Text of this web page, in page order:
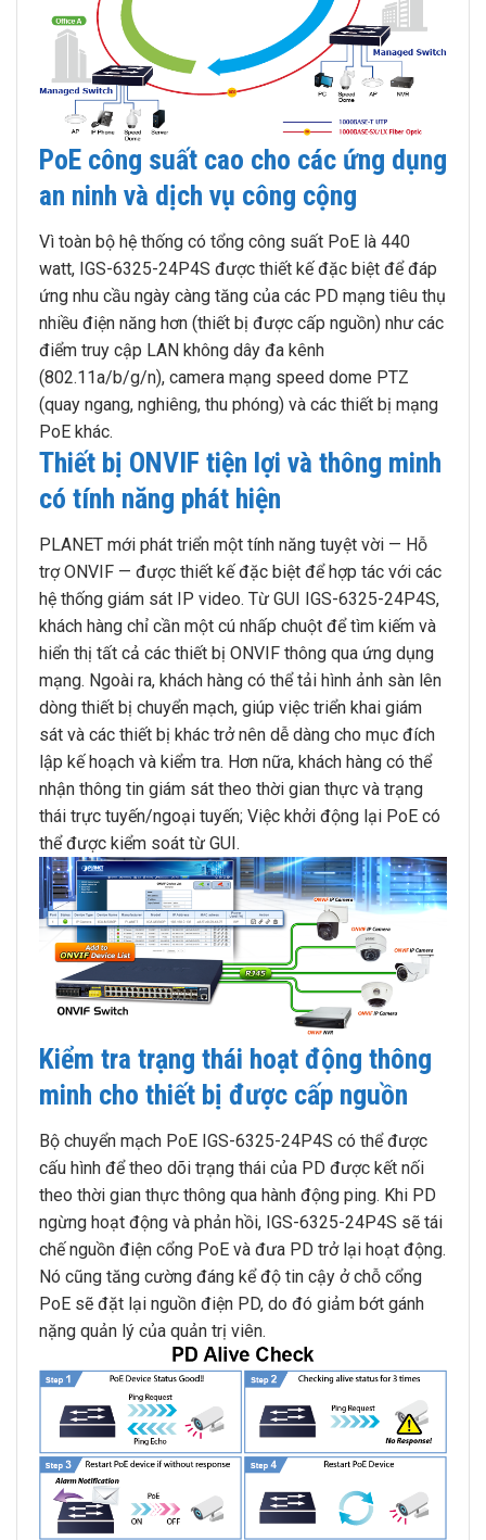
PoE công suất cao cho các ứng dụng
an ninh và dịch vụ công cộng
Vì toàn bộ hệ thống có tổng công suất PoE là 440
watt, IGS-6325-24P4S được thiết kế đặc biệt để đáp
ứng nhu cầu ngày càng tăng của các PD mạng tiêu thụ
nhiều điện năng hơn (thiết bị được cấp nguồn) như các
điểm truy cập LAN không dây đa kênh
(802.11a/b/g/n), camera mạng speed dome PTZ
(quay ngang, nghiêng, thu phóng) và các thiết bị mạng
PoE khác.
Thiết bị ONVIF tiện lợi và thông minh
có tính năng phát hiện
PLANET mới phát triển một tính năng tuyệt vời — Hỗ
trợ ONVIF — được thiết kế đặc biệt để hợp tác với các
hệ thống giám sát IP video. Từ GUI IGS-6325-24P4S,
khách hàng chỉ cần một cú nhấp chuột để tìm kiếm và
hiển thị tất cả các thiết bị ONVIF thông qua ứng dụng
mạng. Ngoài ra, khách hàng có thể tải hình ảnh sàn lên
dòng thiết bị chuyển mạch, giúp việc triển khai giám
sát và các thiết bị khác trở nên dễ dàng cho mục đích
lập kế hoạch và kiểm tra. Hơn nữa, khách hàng có thể
nhận thông tin giám sát theo thời gian thực và trạng
thái trực tuyến/ngoại tuyến; Việc khởi động lại PoE có
thể được kiểm soát từ GUI.
Kiểm tra trạng thái hoạt động thông
minh cho thiết bị được cấp nguồn
Bộ chuyển mạch PoE IGS-6325-24P4S có thể được
cấu hình để theo dõi trạng thái của PD được kết nối
theo thời gian thực thông qua hành động ping. Khi PD
ngừng hoạt động và phản hồi, IGS-6325-24P4S sẽ tái
chế nguồn điện cổng PoE và đưa PD trở lại hoạt động.
Nó cũng tăng cường đáng kể độ tin cậy ở chỗ cổng
PoE sẽ đặt lại nguồn điện PD, do đó giảm bớt gánh
nặng quản lý của quản trị viên.